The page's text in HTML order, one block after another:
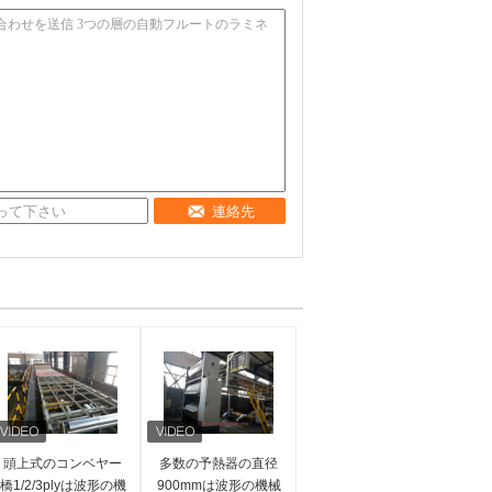
連絡先
頭上式のコンベヤー
橋1/2/3plyは波形の機
多数の予熱器の直径
900mmは波形の機械